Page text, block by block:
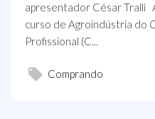
apresentador César Tralli
curso de Agroindústria do
Profissional (C...
Comprando